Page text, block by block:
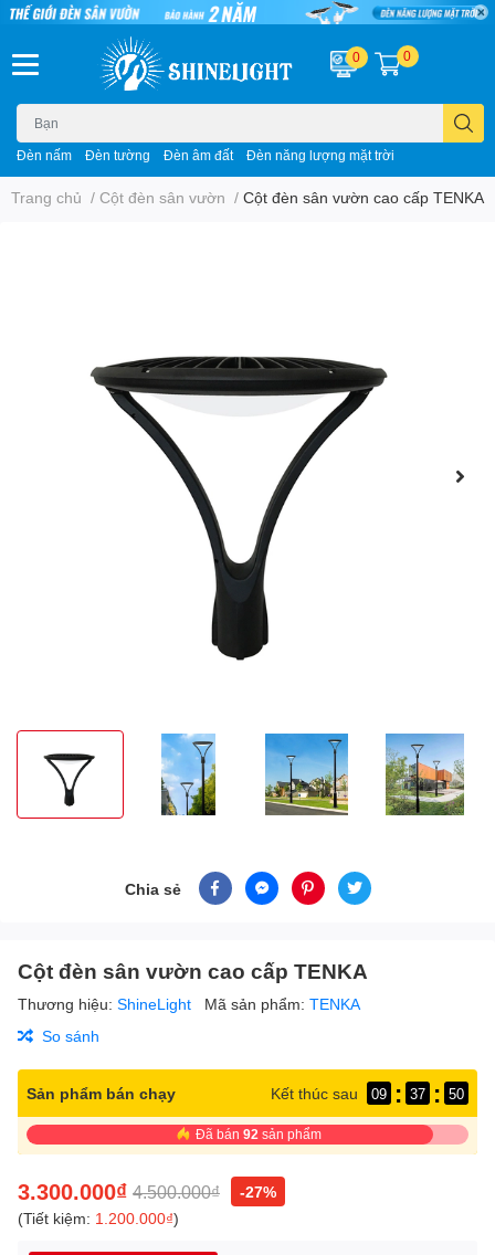
Đèn nấm Đèn tường Đèn âm đất Đèn năng lượng mặt trời
0 0
Trang chủ / Cột đèn sân vườn / Cột đèn sân vườn cao cấp TENKA
Chia sẻ
Cột đèn sân vườn cao cấp TENKA
Thương hiệu: ShineLight Mã sản phẩm: TENKA
So sánh
Sản phẩm bán chạy Kết thúc sau 09 : 37 : 49
Đã bán 92sản phẩm
3.300.000₫ 4.500.000₫
-27%
(Tiết kiệm: 1.200.000₫)